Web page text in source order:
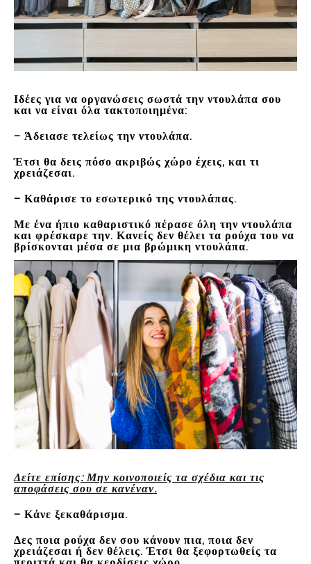
Ιδέες για να οργανώσεις σωστά την ντουλάπα σου
και να είναι όλα τακτοποιημένα:
– Άδειασε τελείως την ντουλάπα.
Έτσι θα δεις πόσο ακριβώς χώρο έχεις, και τι
χρειάζεσαι.
– Καθάρισε το εσωτερικό της ντουλάπας.
Με ένα ήπιο καθαριστικό πέρασε όλη την ντουλάπα
και φρέσκαρε την. Κανείς δεν θέλει τα ρούχα του να
βρίσκονται μέσα σε μια βρώμικη ντουλάπα.
Δείτε επίσης: Μην κοινοποιείς τα σχέδια και τις
αποφάσεις σου σε κανέναν.
– Κάνε ξεκαθάρισμα.
Δες ποια ρούχα δεν σου κάνουν πια, ποια δεν
χρειάζεσαι ή δεν θέλεις. Έτσι θα ξεφορτωθείς τα